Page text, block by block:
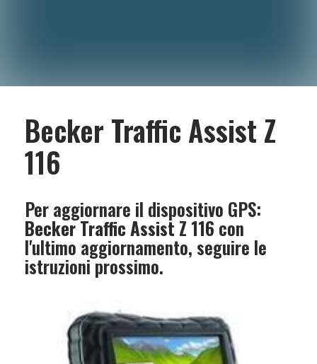
Becker Traffic Assist Z
116
Per aggiornare il dispositivo GPS:
Becker Traffic Assist Z 116 con
l'ultimo aggiornamento, seguire le
istruzioni prossimo.